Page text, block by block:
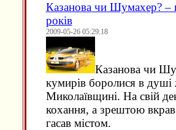
Казанова чи Шумахер? –
років
2009-05-26 05:29:18
Казанова чи
кумирів боролися в
Миколаївщині. На свій
кохання, а зрештою вкрав
гасав містом.